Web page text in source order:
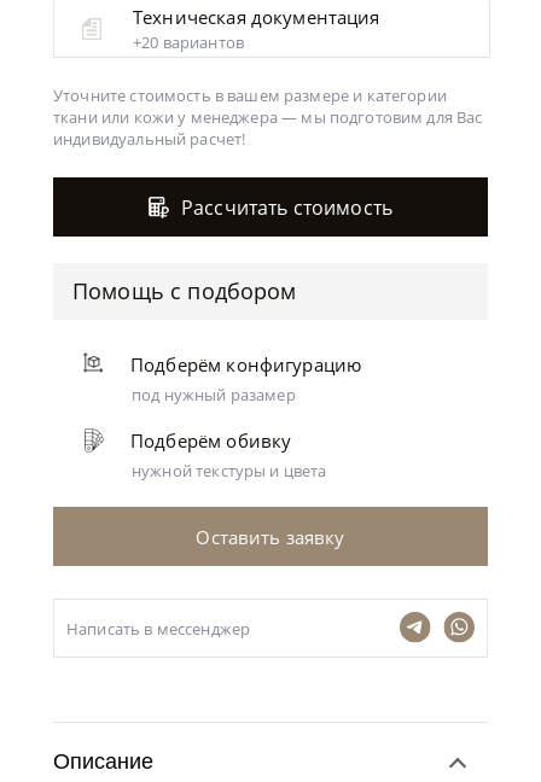
Техническая документация
+20 вариантов
Уточните стоимость в вашем размере и категории
ткани или кожи у менеджера — мы подготовим для Вас
индивидуальный расчет!
Рассчитать стоимость
Помощь с подбором
Подберём конфигурацию
под нужный разамер
Подберём обивку
нужной текстуры и цвета
Оставить заявку
Написать в мессенджер
Описание